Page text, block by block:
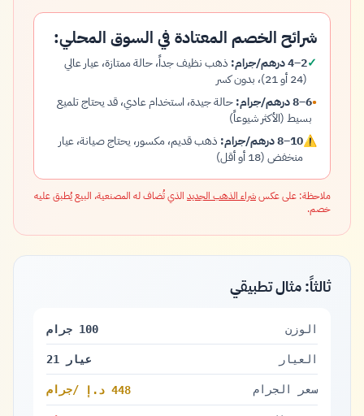
شرائح الخصم المعتادة في السوق المحلي:
✓2–4 درهم/جرام:
ذهب نظيف جداً، حالة ممتازة، عيار عالي
(24 أو 21)، بدون كسر
•6–8 درهم/جرام:
حالة جيدة، استخدام عادي، قد يحتاج تلميع
بسيط (الأكثر شيوعاً)
⚠10–8 درهم/جرام:
ذهب قديم، مكسور، يحتاج صيانة، عيار
منخفض (18 أو أقل)
ملاحظة: على عكسشراء الذهب الجديد الذي تُضاف له المصنعية، البيع يُطبق عليه
خصم.
ثالثاً: مثال تطبيقي
الوزن 100 جرام
العيار عيار 21
سعر الجرام
448 درهم
448 د.إ /جرام